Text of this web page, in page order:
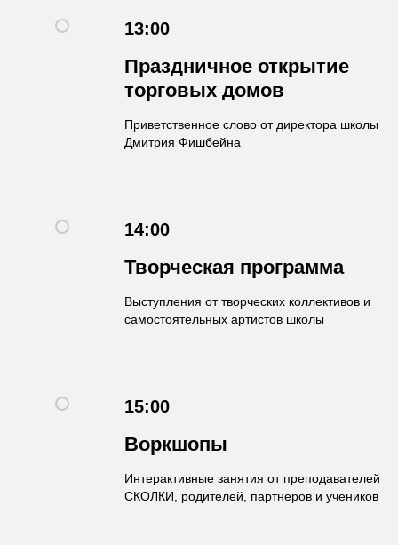
13:00
Праздничное открытие
торговых домов
Приветственное слово от директора школы
Дмитрия Фишбейна
14:00
Творческая программа
Выступления от творческих коллективов и
самостоятельных артистов школы
15:00
Воркшопы
Интерактивные занятия от преподавателей
СКОЛКИ, родителей, партнеров и учеников